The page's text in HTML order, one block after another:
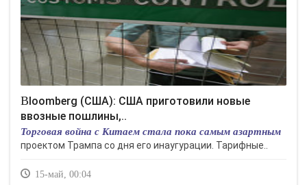
Bloomberg (США): США приготовили новые
ввозные пошлины,..
Торговая война с Китаем стала пока самым азартным
проектом Трампа со дня его инаугурации. Тарифные..
15-май, 00:04